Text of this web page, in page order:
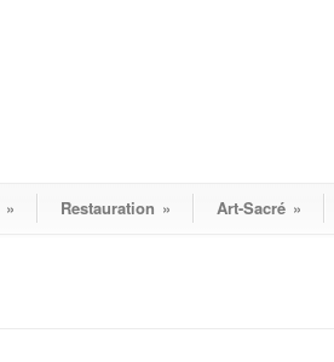
» Restauration » Art-Sacré »